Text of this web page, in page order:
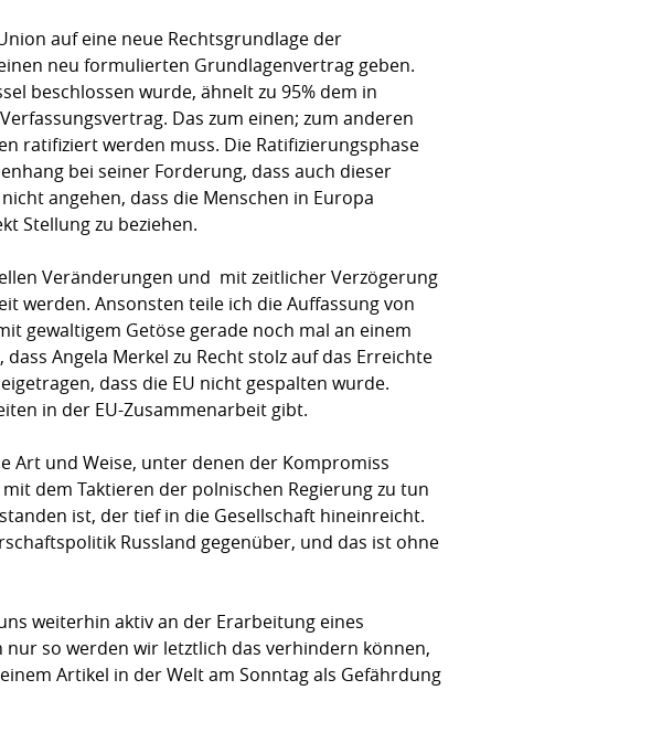
auf eine neue Rechtsgrundlage der
neu formulierten Grundlagenvertrag geben.
beschlossen wurde, ähnelt zu 95% dem in
Das zum einen; zum anderen
ratifiziert werden muss. Die Ratifizierungsphase
bei seiner Forderung, dass auch dieser
angehen, dass die Menschen in Europa
Stellung zu beziehen.
Veränderungen und  mit zeitlicher Verzögerung 
werden. Ansonsten teile ich die Auffassung von
gewaltigem Getöse gerade noch mal an einem
Angela Merkel zu Recht stolz auf das Erreichte
dass die EU nicht gespalten wurde.
in der EU-Zusammenarbeit gibt.
Art und Weise, unter denen der Kompromiss
dem Taktieren der polnischen Regierung zu tun
ist, der tief in die Gesellschaft hineinreicht.
Russland gegenüber, und das ist ohne
weiterhin aktiv an der Erarbeitung eines
so werden wir letztlich das verhindern können,
Artikel in der Welt am Sonntag als Gefährdung